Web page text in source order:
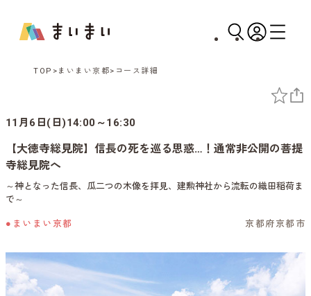
TOP まいまい京都 コース詳細
11月6日(日)14:00～16:30
【大徳寺総見院】信長の死を巡る思惑…！通常非公開の菩提
寺総見院へ
～神となった信長、瓜二つの木像を拝見、建勲神社から流転の織田稲荷ま
で～
●まいまい京都 京都府京都市